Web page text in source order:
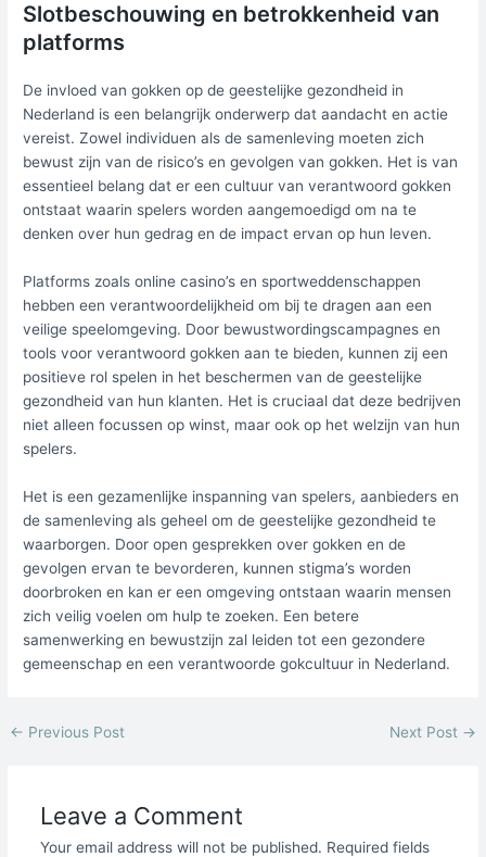
Slotbeschouwing en betrokkenheid van
platforms
De invloed van gokken op de geestelijke gezondheid in
Nederland is een belangrijk onderwerp dat aandacht en actie
vereist. Zowel individuen als de samenleving moeten zich
bewust zijn van de risico’s en gevolgen van gokken. Het is van
essentieel belang dat er een cultuur van verantwoord gokken
ontstaat waarin spelers worden aangemoedigd om na te
denken over hun gedrag en de impact ervan op hun leven.
Platforms zoals online casino’s en sportweddenschappen
hebben een verantwoordelijkheid om bij te dragen aan een
veilige speelomgeving. Door bewustwordingscampagnes en
tools voor verantwoord gokken aan te bieden, kunnen zij een
positieve rol spelen in het beschermen van de geestelijke
gezondheid van hun klanten. Het is cruciaal dat deze bedrijven
niet alleen focussen op winst, maar ook op het welzijn van hun
spelers.
Het is een gezamenlijke inspanning van spelers, aanbieders en
de samenleving als geheel om de geestelijke gezondheid te
waarborgen. Door open gesprekken over gokken en de
gevolgen ervan te bevorderen, kunnen stigma’s worden
doorbroken en kan er een omgeving ontstaan waarin mensen
zich veilig voelen om hulp te zoeken. Een betere
samenwerking en bewustzijn zal leiden tot een gezondere
gemeenschap en een verantwoorde gokcultuur in Nederland.
← Previous Post Next Post →
Leave a Comment
Your email address will not be published. Required fields